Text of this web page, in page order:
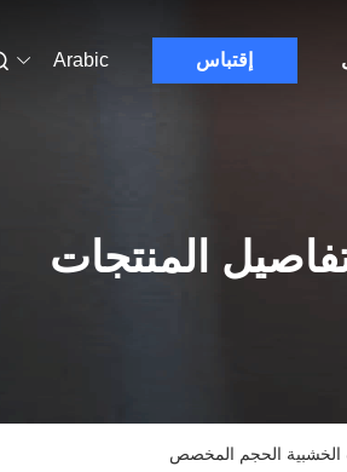
إقتباس Arabic
المنتجات
الخشبية الحجم المخصص